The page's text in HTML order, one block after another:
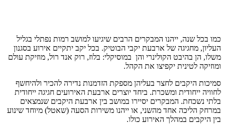
כמו בכל שנה, ייהנו המבקרים הרבים שיגיעו למושב רמות נפתלי בגליל
העליון, מחגיגה של ארבעת יקבי הבוטיק. בכל יקב יתקיים אירוע בסגנון
משלו, הן בהיבט הקולינרי והן במוסיקלי: בלוז, רוק אנד רול, מוזיקת עולם
ומוזיקה לטינית יקפיצו את הקהל.
סמיכות היקבים לחצר בעליהן מספקת הזדמנות נדירה להכיר ולהיחשף
לחוויה ייחודית ומשכרת. ביחד יוצרים ארבעת האירועים חגיגה ייחודית
בלתי נשכחת. המבקרים יסיירו במושב בין ארבעת היקבים שנמצאים
במרחק הליכה אחד מהשני, או ייהנו משירות הסעה (שאטל) מיוחד שינוע
בין היקבים במהלך האירוע כולו.